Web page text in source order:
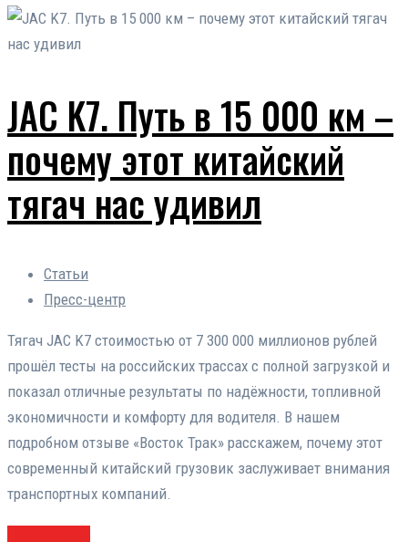
JAC K7. Путь в 15 000 км –
почему этот китайский
тягач нас удивил
Статьи
Пресс-центр
Тягач JAC K7 стоимостью от 7 300 000 миллионов рублей
прошёл тесты на российских трассах с полной загрузкой и
показал отличные результаты по надёжности, топливной
экономичности и комфорту для водителя. В нашем
подробном отзыве «Восток Трак» расскажем, почему этот
современный китайский грузовик заслуживает внимания
транспортных компаний.